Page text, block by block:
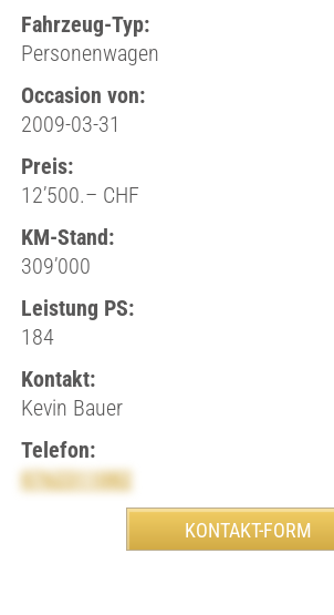
Fahrzeug-Typ:
Personenwagen
Occasion von:
2009-03-31
Preis:
12’500.– CHF
KM-Stand:
309’000
Leistung PS:
184
Kontakt:
Kevin Bauer
Telefon:
0762311082